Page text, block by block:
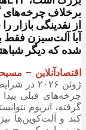
برخلاف چرخه‌های
از نقدینگی
آیا آلت‌سیزن فقط
شده که دیگر
اقتصادآنلاین –
ژوئن
چرخه‌های قبلی
گرفته، اتریوم
کند و آلت‌کوین‌ها